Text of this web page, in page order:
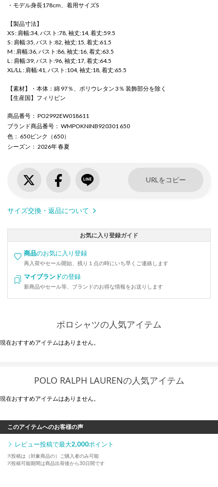
・モデル身長178cm、着用サイズS
【製品寸法】
XS : 肩幅:34, バスト:78, 袖丈:14, 着丈:59.5
S : 肩幅:35, バスト:82, 袖丈:15, 着丈:61.5
M : 肩幅:36, バスト:86, 袖丈:16, 着丈:63.5
L : 肩幅:39, バスト:96, 袖丈:17, 着丈:64.5
XL/LL : 肩幅:41, バスト:104, 袖丈:18, 着丈:65.5
【素材】・本体：綿 97％、ポリウレタン 3％ 装飾部分を除く
【生産国】フィリピン
商品番号 ： PO2992EW018611
ブランド商品番号 ： WMPOKNINB920301 650
色 ： 650ピンク（650）
シーズン ： 2026年 春夏
URLをコピー
サイズ交換・返品について
お気に入り登録ガイド
商品のお気に入り登録
再入荷やセール開始、残り１点の時にいち早くご連絡します
マイブランドの登録
新商品やセール等、ブランドのお得な情報をお送りします
ポロシャツの人気アイテム
現在おすすめアイテムはありません。
POLO RALPH LAURENの人気アイテム
現在おすすめアイテムはありません。
このアイテムへのお客様の声
レビュー投稿で最大2,000ポイント
※投稿は（対象商品の）ご購入者のみ可能
※投稿可能期間は商品出荷後から30日間です